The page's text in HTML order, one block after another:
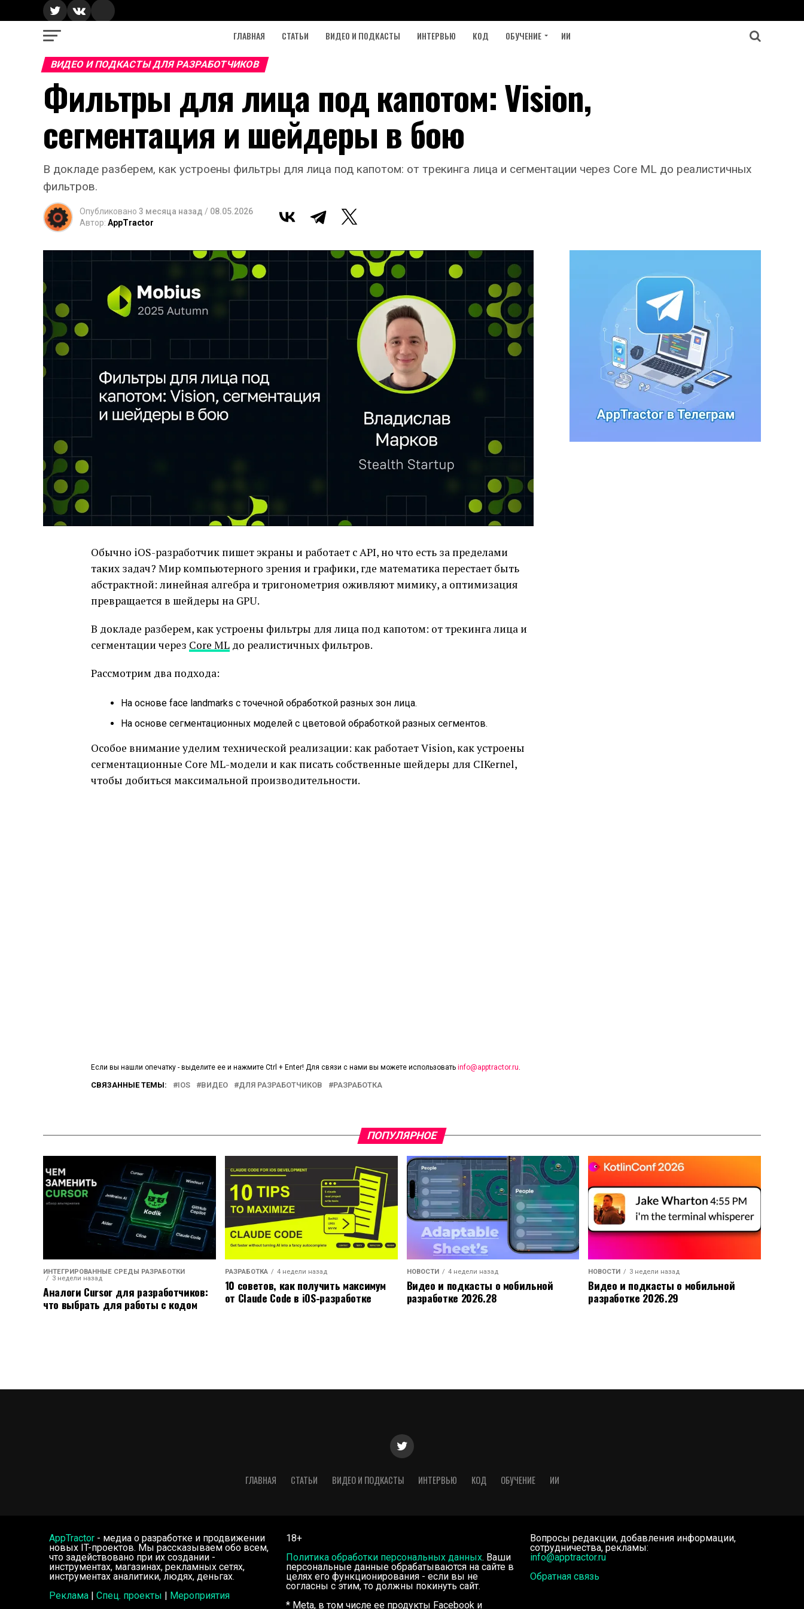
ГЛАВНАЯ СТАТЬИ ВИДЕО И ПОДКАСТЫ ИНТЕРВЬЮ КОД ОБУЧЕНИЕ ИИ
ВИДЕО И ПОДКАСТЫ ДЛЯ РАЗРАБОТЧИКОВ
Фильтры для лица под капотом: Vision,
сегментация и шейдеры в бою
В докладе разберем, как устроены фильтры для лица под капотом: от трекинга лица и сегментации через Core ML до реалистичных
фильтров.
Опубликовано 3 месяца назад / 08.05.2026
Автор: AppTractor
Обычно iOS-разработчик пишет экраны и работает с API, но что есть за пределами
таких задач? Мир компьютерного зрения и графики, где математика перестает быть
абстрактной: линейная алгебра и тригонометрия оживляют мимику, а оптимизация
превращается в шейдеры на GPU.
В докладе разберем, как устроены фильтры для лица под капотом: от трекинга лица и
сегментации через Core ML до реалистичных фильтров.
Рассмотрим два подхода:
На основе face landmarks с точечной обработкой разных зон лица.
На основе сегментационных моделей с цветовой обработкой разных сегментов.
Особое внимание уделим технической реализации: как работает Vision, как устроены
сегментационные Core ML-модели и как писать собственные шейдеры для CIKernel,
чтобы добиться максимальной производительности.
Если вы нашли опечатку - выделите ее и нажмите Ctrl + Enter! Для связи с нами вы можете использовать info@apptractor.ru
СВЯЗАННЫЕ ТЕМЫ: IOS ВИДЕО ДЛЯ РАЗРАБОТЧИКОВ РАЗРАБОТКА
ПОПУЛЯРНОЕ
ИНТЕГРИРОВАННЫЕ СРЕДЫ РАЗРАБОТКИ
3 недели назад
Аналоги Cursor для разработчиков:
что выбрать для работы с кодом
РАЗРАБОТКА 4 недели назад
10 советов, как получить максимум
от Claude Code в iOS-разработке
НОВОСТИ 4 недели назад
Видео и подкасты о мобильной
разработке 2026.28
НОВОСТИ 3 недели назад
Видео и подкасты о мобильной
разработке 2026.29
ГЛАВНАЯ СТАТЬИ ВИДЕО И ПОДКАСТЫ ИНТЕРВЬЮ КОД ОБУЧЕНИЕ ИИ
AppTractor - медиа о разработке и продвижении
новых IT-проектов. Мы рассказываем обо всем,
что задействовано при их создании -
инструментах, магазинах, рекламных сетях,
инструментах аналитики, людях, деньгах.
Реклама | Спец. проекты | Мероприятия
18+
Политика обработки персональных данных. Ваши
персональные данные обрабатываются на сайте в
целях его функционирования - если вы не
согласны с этим, то должны покинуть сайт.
* Meta, в том числе ее продукты Facebook и
Вопросы редакции, добавления информации,
сотрудничества, рекламы:
info@apptractor.ru
Обратная связь